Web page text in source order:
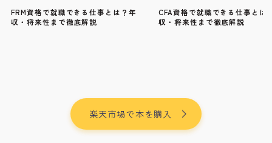
FRM資格で就職できる仕事とは？年
収・将来性まで徹底解説
CFA資格で就職できる仕事とは
収・将来性まで徹底解説
楽天市場で本を購入